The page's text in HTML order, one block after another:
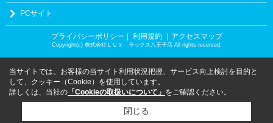
PCサイト
プライバシーポリシー ｜ 利用規約 ｜アクセスマップ
Copyright(c) 株式会社ＬＵＸ ラックス八王子店 All rights reserved.
当サイトでは、お客様の当サイト利用状況把握、サービス向上検討を目的と
して、クッキー（Cookie）を使用しています。
詳しくは、当社の 「Cookieの取扱いについて」 をご確認ください。
閉じる